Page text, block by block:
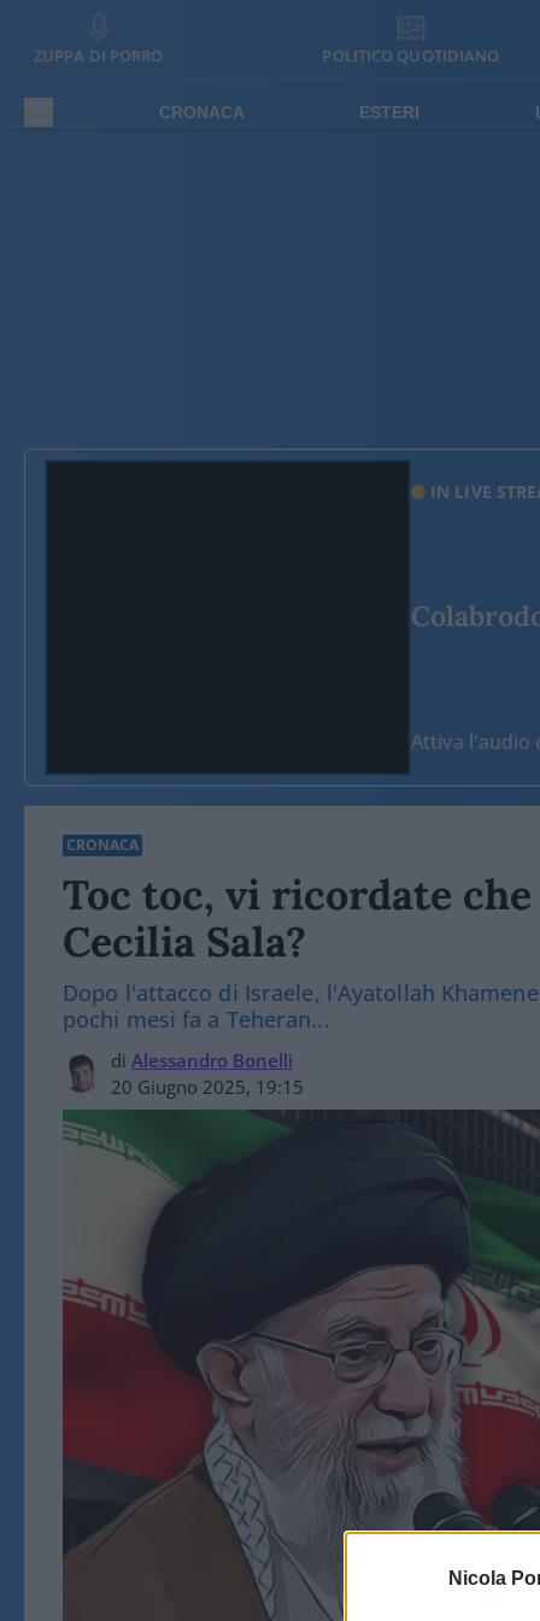
Nicola
ZUPPA DI PORRO POLITICO QUOTIDIANO
CRONACA ESTERI
IN LIVE
Attiva l'audio
CRONACA
Toc toc, vi ricordate
Cecilia Sala?
Dopo l'attacco di Israele, l'Ayatollah
pochi mesi fa a Teheran...
di Alessandro Bonelli
20 Giugno 2025, 19:15